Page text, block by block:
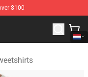
$100
Merchandise Store